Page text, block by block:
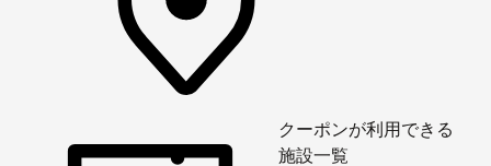
クーポンが利用できる
施設一覧